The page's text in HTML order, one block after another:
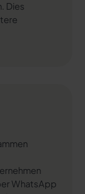
Dies
WhatsApp